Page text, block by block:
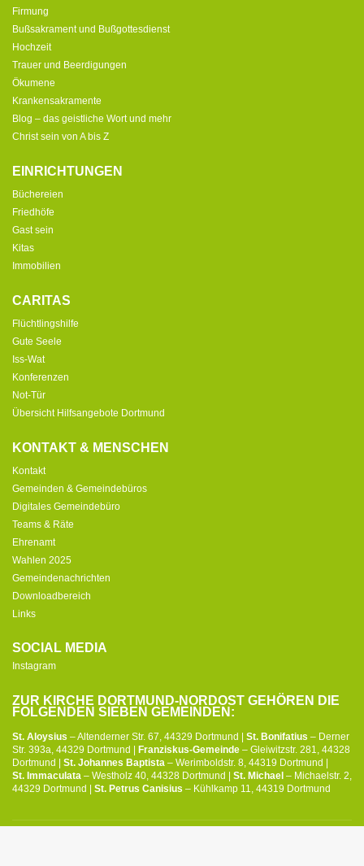
Firmung
Bußsakrament und Bußgottesdienst
Hochzeit
Trauer und Beerdigungen
Ökumene
Krankensakramente
Blog – das geistliche Wort und mehr
Christ sein von A bis Z
EINRICHTUNGEN
Büchereien
Friedhöfe
Gast sein
Kitas
Immobilien
CARITAS
Flüchtlingshilfe
Gute Seele
Iss-Wat
Konferenzen
Not-Tür
Übersicht Hilfsangebote Dortmund
KONTAKT & MENSCHEN
Kontakt
Gemeinden & Gemeindebüros
Digitales Gemeindebüro
Teams & Räte
Ehrenamt
Wahlen 2025
Gemeindenachrichten
Downloadbereich
Links
SOCIAL MEDIA
Instagram
ZUR KIRCHE DORTMUND-NORDOST GEHÖREN DIE
FOLGENDEN SIEBEN GEMEINDEN:
St. Aloysius – Altenderner Str. 67, 44329 Dortmund | St. Bonifatius – Derner
Str. 393a, 44329 Dortmund |
Franziskus-Gemeinde – Gleiwitzstr. 281, 44328
Dortmund | St. Johannes Baptista – Werimboldstr. 8, 44319 Dortmund |
St. Immaculata – Westholz 40, 44328 Dortmund | St. Michael – Michaelstr. 2,
44329 Dortmund | St. Petrus Canisius – Kühlkamp 11, 44319 Dortmund